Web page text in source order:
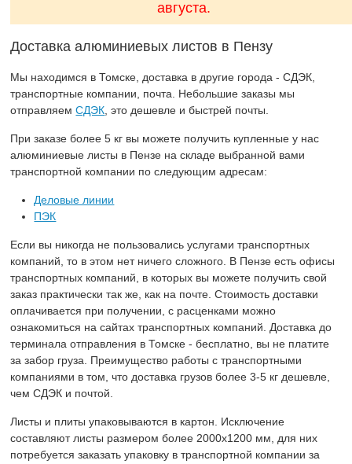
августа.
Доставка алюминиевых листов в Пензу
Мы находимся в Томске, доставка в другие города - СДЭК,
транспортные компании, почта. Небольшие заказы мы
отправляемСДЭК , это дешевле и быстрей почты.
При заказе более 5 кг вы можете получить купленные у нас
алюминиевые листы в Пензе на складе выбранной вами
транспортной компании по следующим адресам:
Деловые линии
ПЭК
Если вы никогда не пользовались услугами транспортных
компаний, то в этом нет ничего сложного. В Пензе есть офисы
транспортных компаний, в которых вы можете получить свой
заказ практически так же, как на почте. Стоимость доставки
оплачивается при получении, с расценками можно
ознакомиться на сайтах транспортных компаний. Доставка до
терминала отправления в Томске - бесплатно, вы не платите
за забор груза. Преимущество работы с транспортными
компаниями в том, что доставка грузов более 3-5 кг дешевле,
чем СДЭК и почтой.
Листы и плиты упаковываются в картон. Исключение
составляют листы размером более 2000х1200 мм, для них
потребуется заказать упаковку в транспортной компании за